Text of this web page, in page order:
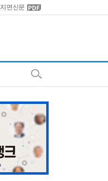
지면신문